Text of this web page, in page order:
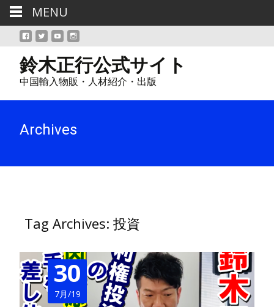
鈴木正行公式サイト
中国輸入物販・人材紹介・出版
Archives
Tag Archives: 投資
30
7月/19
MENU